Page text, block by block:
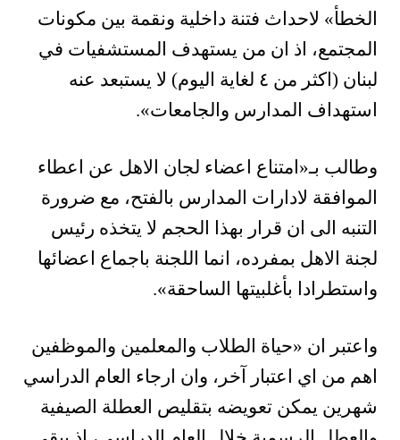
الخطأ» لاحداث فتنة داخلية ونقمة بين مكونات
المجتمع، اذ ان من يستهدف المستشفيات في
لبنان (اكثر من ٤ لغاية اليوم) لا يستبعد عنه
استهداف المدارس والجامعات».
وطالب بـ«امتناع اعضاء لجان الاهل عن اعطاء
الموافقة لادارات المدارس بالفتح، مع ضرورة
التنبه الى ان قرار بهذا الحجم لا يتخذه رئيس
لجنة الاهل بمفرده، انما اللجنة باجماع اعضائها
واستطرادا بأغلبيتها الساحقة».
واعتبر ان «حياة الطلاب والمعلمين والموظفين
اهم من اي اعتبار آخر، وان ارجاء العام الدراسي
شهرين يمكن تعويضه بتقليص العطلة الصيفية